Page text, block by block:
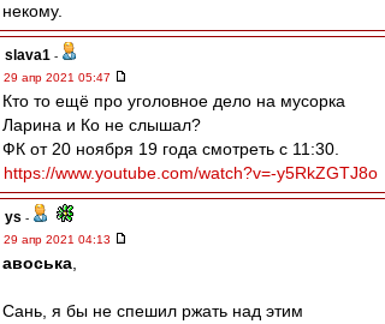
некому.
slava1 -
29 апр 2021 05:47
Кто то ещё про уголовное дело на мусорка
Ларина и Ко не слышал?
ФК от 20 ноября 19 года смотреть с 11:30.
https://www.youtube.com/watch?v=-y5RkZGTJ8o
ys -
29 апр 2021 04:13
авоська
Сань, я бы не спешил ржать над этим